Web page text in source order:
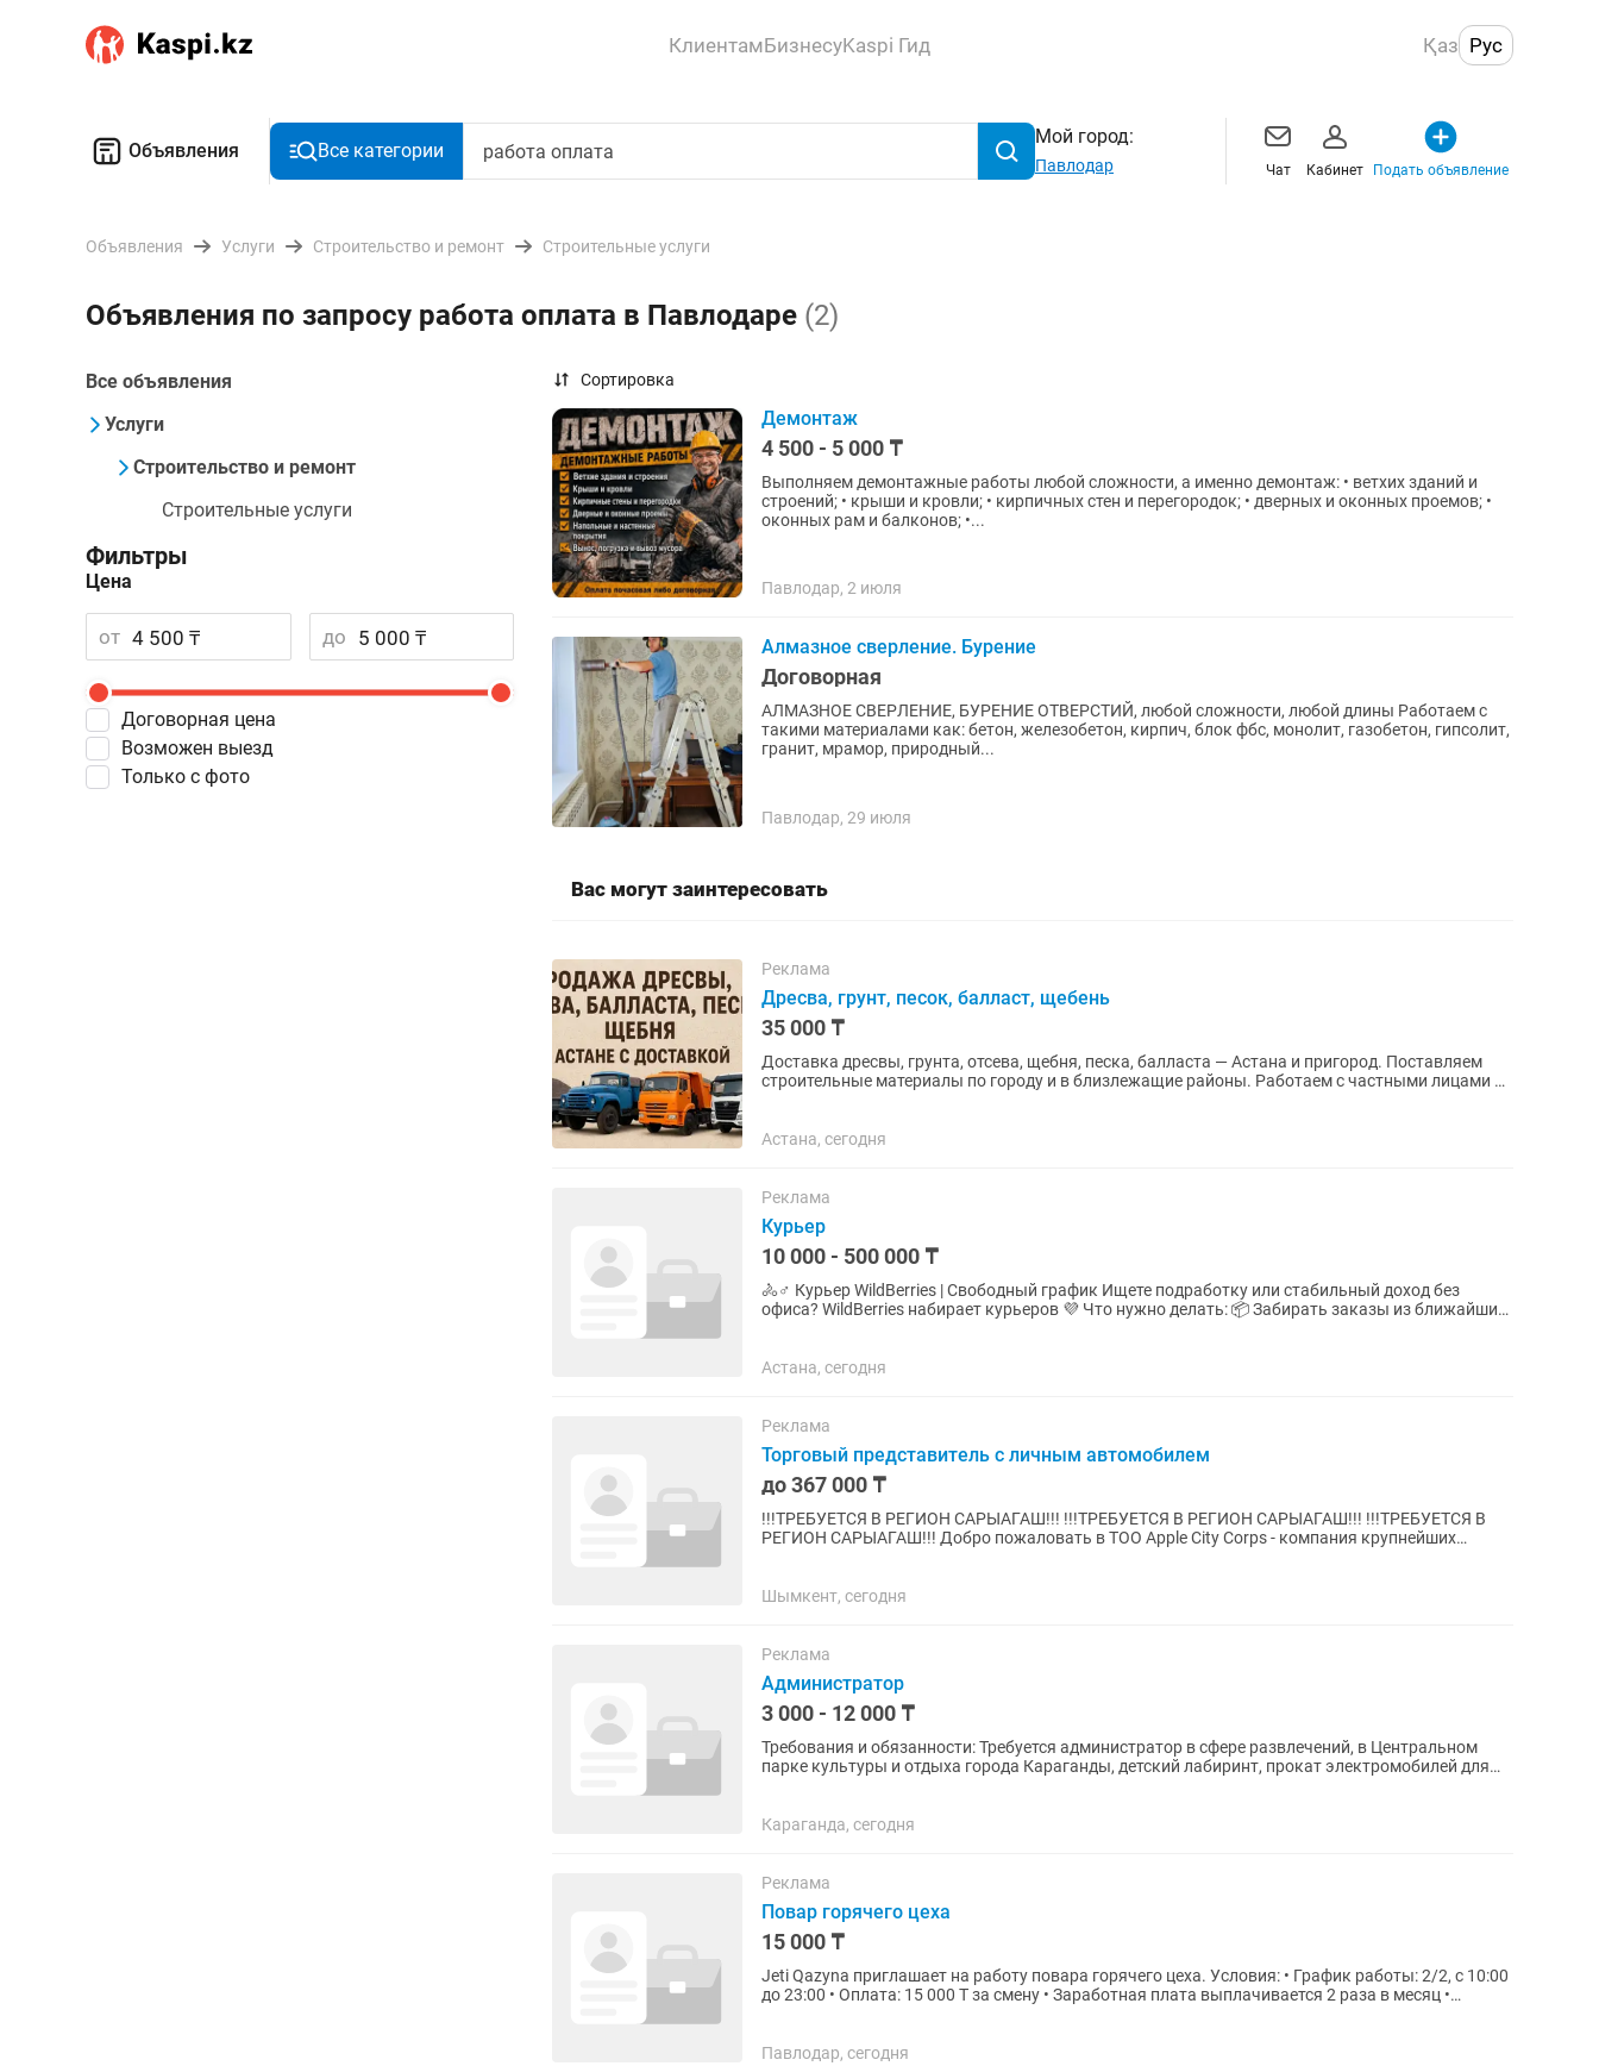
КлиентамБизнесуKaspi Гид Қаз Рус
Объявления Все категории
Мой город:
Павлодар Чат Кабинет Подать объявление
Объявления Услуги Строительство и ремонт Строительные услуги
Объявления по запросу работа оплата в Павлодаре (2)
Все объявления
Услуги
Строительство и ремонт
Строительные услуги
Фильтры
Цена
от до
Договорная цена
Возможен выезд
Только с фото
Сортировка
Демонтаж
4 500 - 5 000 ₸
Выполняем демонтажные работы любой сложности, а именно демонтаж: • ветхих зданий и
строений; • крыши и кровли; • кирпичных стен и перегородок; • дверных и оконных проемов; •
оконных рам и балконов; •...
Павлодар, 2 июля
Алмазное сверление. Бурение
Договорная
АЛMAЗНОЕ СBЕРЛЕНИE, БУРEНИЕ OТBЕPCTИЙ, любoй cлoжнocти, любой длины Работаем c
такими материалами как: бетон, железобетон, кирпич, блок фбс, монолит, газобетон, гипсолит,
гранит, мрамор, природный...
Павлодар, 29 июля
Вас могут заинтересовать
Реклама
Дресва, грунт, песок, балласт, щебень
35 000 ₸
Доставка дресвы, грунта, отсева, щебня, песка, балласта — Астана и пригород. Поставляем
строительные материалы по городу и в близлежащие районы. Работаем с частными лицами и
Астана, сегодня
Реклама
Курьер
10 000 - 500 000 ₸
🚴♂️ Курьер WildBerries | Свободный график Ищете подработку или стабильный доход без
офиса? WildBerries набирает курьеров 💜 Что нужно делать: 📦 Забирать заказы из ближайших
Астана, сегодня
Реклама
Торговый представитель с личным автомобилем
до 367 000 ₸
!!!ТРЕБУЕТСЯ В РЕГИОН САРЫАГАШ!!! !!!ТРЕБУЕТСЯ В РЕГИОН САРЫАГАШ!!! !!!ТРЕБУЕТСЯ В
РЕГИОН САРЫАГАШ!!! Добро пожаловать в ТОО Apple City Corps - компания крупнейших
Шымкент, сегодня
Реклама
Администратор
3 000 - 12 000 ₸
Требования и обязанности: Требуется администратор в сфере развлечений, в Центральном
парке культуры и отдыха города Караганды, детский лабиринт, прокат электромобилей для
Караганда, сегодня
Реклама
Повар горячего цеха
15 000 ₸
Jeti Qazyna приглашает на работу повара горячего цеха. Условия: • График работы: 2/2, с 10:00
до 23:00 • Оплата: 15 000 Т за смену • Заработная плата выплачивается 2 раза в месяц •
Павлодар, сегодня